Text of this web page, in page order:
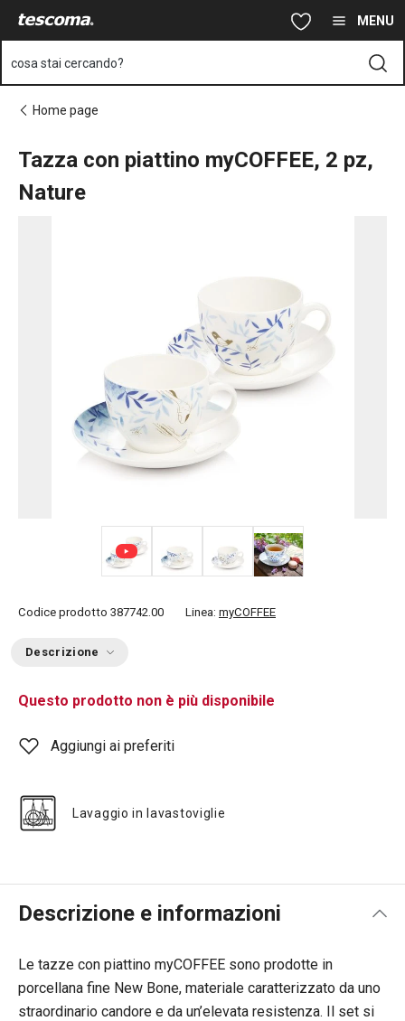
Vai al contenuto principale MENU
cosa stai cercando?
Home page
Tazza con piattino myCOFFEE, 2 pz,
Nature
Codice prodotto 387742.00 Linea: myCOFFEE
Descrizione
Questo prodotto non è più disponibile
Aggiungi ai preferiti
Lavaggio in lavastoviglie
Descrizione e informazioni
Le tazze con piattino myCOFFEE sono prodotte in
porcellana fine New Bone, materiale caratterizzato da uno
straordinario candore e da un’elevata resistenza. Il set si